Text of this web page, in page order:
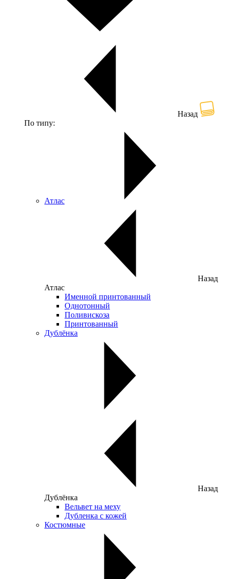
Назад
По типу:
Атлас
Назад
Атлас
Именной принтованный
Однотонный
Поливискоза
Принтованный
Дублёнка
Назад
Дублёнка
Вельвет на меху
Дубленка с кожей
Костюмные